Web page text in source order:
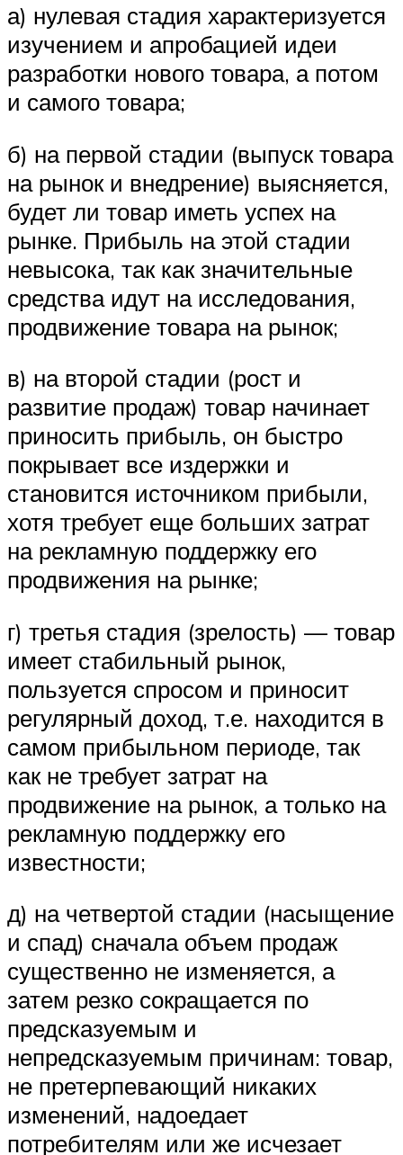
а) нулевая стадия характеризуется
изучением и апробацией идеи
разработки нового товара, а потом
и самого товара;
б) на первой стадии (выпуск товара
на рынок и внедрение) выясняется,
будет ли товар иметь успех на
рынке. Прибыль на этой стадии
невысока, так как значительные
средства идут на исследования,
продвижение товара на рынок;
в) на второй стадии (рост и
развитие продаж) товар начинает
приносить прибыль, он быстро
покрывает все издержки и
становится источником прибыли,
хотя требует еще больших затрат
на рекламную поддержку его
продвижения на рынке;
г) третья стадия (зрелость) — товар
имеет стабильный рынок,
пользуется спросом и приносит
регулярный доход, т.е. находится в
самом прибыльном периоде, так
как не требует затрат на
продвижение на рынок, а только на
рекламную поддержку его
известности;
д) на четвертой стадии (насыщение
и спад) сначала объем продаж
существенно не изменяется, а
затем резко сокращается по
предсказуемым и
непредсказуемым причинам: товар,
не претерпевающий никаких
изменений, надоедает
потребителям или же исчезает